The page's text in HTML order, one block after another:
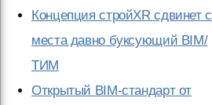
Концепция стройXR сдвинет с
места давно буксующий BIM/
ТИМ
Открытый BIM-стандарт от